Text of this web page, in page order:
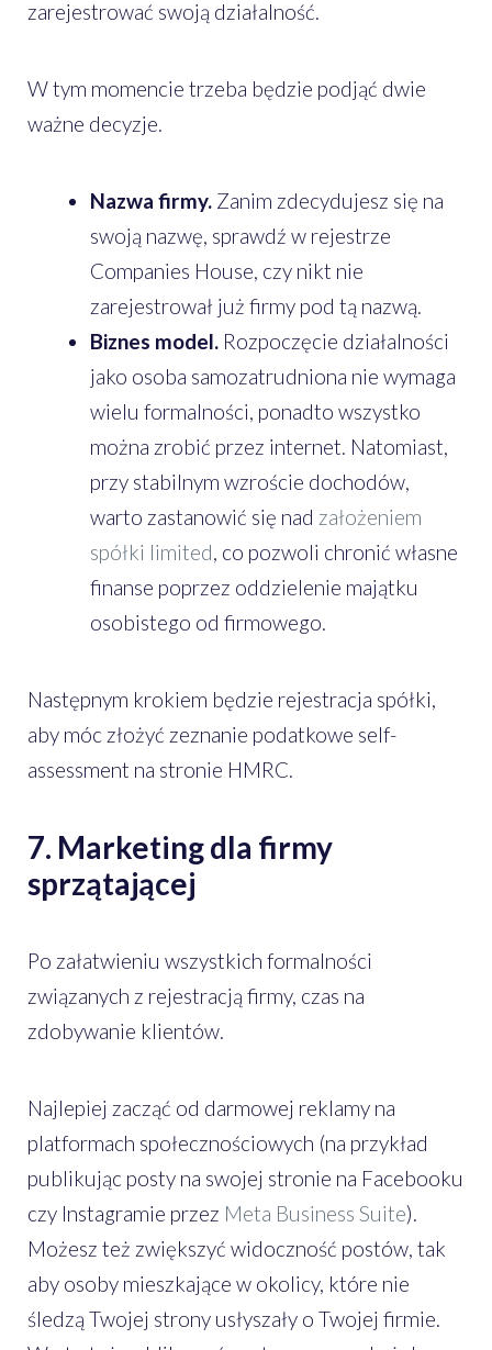
zarejestrować swoją działalność.
W tym momencie trzeba będzie podjąć dwie
ważne decyzje.
Nazwa firmy. Zanim zdecydujesz się na
swoją nazwę, sprawdź w rejestrze
Companies House, czy nikt nie
zarejestrował już firmy pod tą nazwą.
Biznes model. Rozpoczęcie działalności
jako osoba samozatrudniona nie wymaga
wielu formalności, ponadto wszystko
można zrobić przez internet. Natomiast,
przy stabilnym wzroście dochodów,
warto zastanowić się nad założeniem
spółki limited, co pozwoli chronić własne
finanse poprzez oddzielenie majątku
osobistego od firmowego.
Następnym krokiem będzie rejestracja spółki,
aby móc złożyć zeznanie podatkowe self-
assessment na stronie HMRC.
7. Marketing dla firmy
sprzątającej
Po załatwieniu wszystkich formalności
związanych z rejestracją firmy, czas na
zdobywanie klientów.
Najlepiej zacząć od darmowej reklamy na
platformach społecznościowych (na przykład
publikując posty na swojej stronie na Facebooku
czy Instagramie przez Meta Business Suite).
Możesz też zwiększyć widoczność postów, tak
aby osoby mieszkające w okolicy, które nie
śledzą Twojej strony usłyszały o Twojej firmie.